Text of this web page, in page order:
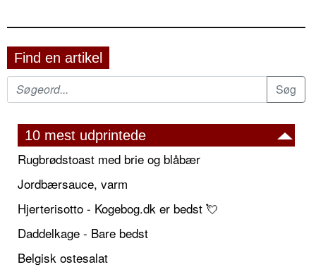
Find en artikel
10 mest udprintede
Rugbrødstoast med brie og blåbær
Jordbærsauce, varm
Hjerterisotto - Kogebog.dk er bedst 💘
Daddelkage - Bare bedst
Belgisk ostesalat